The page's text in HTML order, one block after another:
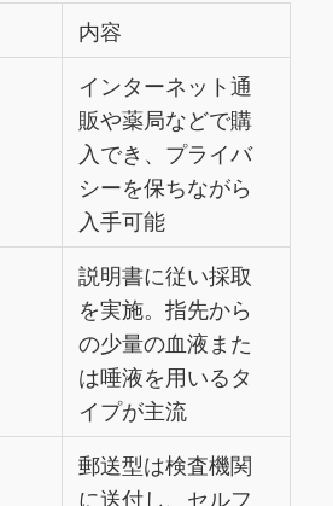
内容
インターネット通
販や薬局などで購
入でき、プライバ
シーを保ちながら
入手可能
説明書に従い採取
を実施。指先から
の少量の血液また
は唾液を用いるタ
イプが主流
郵送型は検査機関
に送付し、セルフ